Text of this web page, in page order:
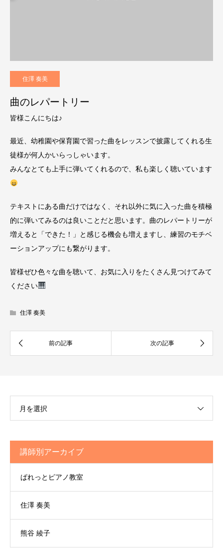
住澤 奏美
曲のレパートリー
皆様こんにちは♪
最近、幼稚園や保育園で習った曲をレッスンで披露してくれる生
徒様が何人かいらっしゃいます。
みんなとても上手に弾いてくれるので、私も楽しく聴いています
テキストにある曲だけではなく、それ以外に気に入った曲を積極
的に弾いてみるのは良いことだと思います。曲のレパートリーが
増えると「できた！」と感じる機会も増えますし、練習のモチベ
ーションアップにも繋がります。
皆様ぜひ色々な曲を聴いて、お気に入りをたくさん見つけてみて
ください
住澤 奏美
月を選択
講師別アーカイブ
ぱれっとピアノ教室
住澤 奏美
熊谷 綾子